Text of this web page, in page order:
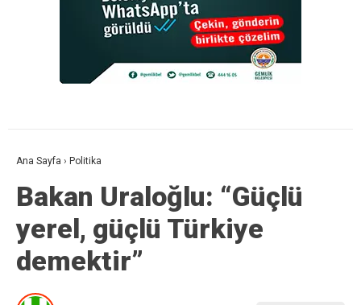
Ana Sayfa › Politika
Bakan Uraloğlu: “Güçlü
yerel, güçlü Türkiye
demektir”